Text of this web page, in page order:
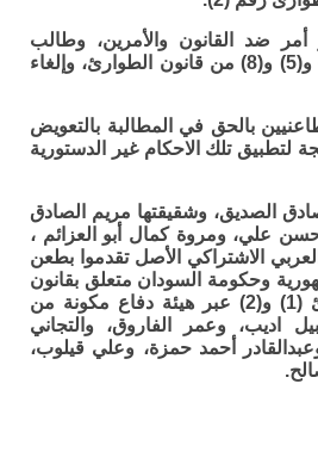
ضد القانون والأمرين، وطالب
الطاعن بإلغاء المواد (4) و(5) و(8) من قانون الطوارئ، وإلغاء
بالحق في المطالبة بالتعويض
لتطبيق تلك الاحكام غير الدستورية
الصديق، وشقيقتها مريم الصادق
حسن علي، ومروة كمال أبو العزائم ،
الاشتراكي الأصل تقدموا بطعن
وحكومة السودان متعلق بقانون
الطوارئ وأومر الطوارئ (1) و(2) عبر هيئة دفاع مكونة من
اديب، وعمر الفاروق، والتجاني
أحمد حمزة، وعلي قيلوب،